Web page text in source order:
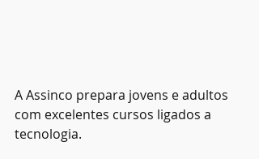
A Assinco prepara jovens e adultos
com excelentes cursos ligados a
tecnologia.